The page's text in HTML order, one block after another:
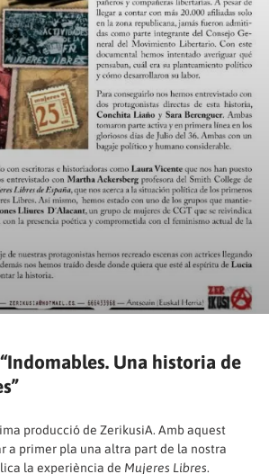
Una historia de
producció de ZerikusiA. Amb aquest
a primer pla una altra part de la nostra
la experiència de Mujeres Libres.